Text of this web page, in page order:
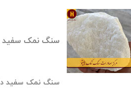
سنگ نمک سفید
سنگ نمک سفید دامی